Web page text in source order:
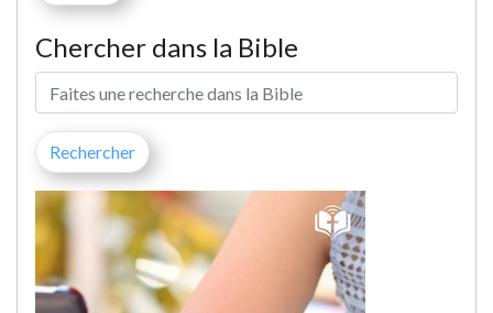
Chercher dans la Bible